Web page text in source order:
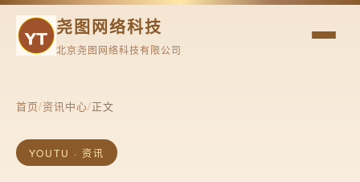
尧图网络科技
北京尧图网络科技有限公司
首页/资讯中心/正文
YOUTU · 资讯